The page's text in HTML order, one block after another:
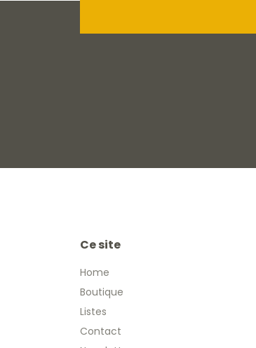
Ce site
Home
Boutique
Listes
Contact